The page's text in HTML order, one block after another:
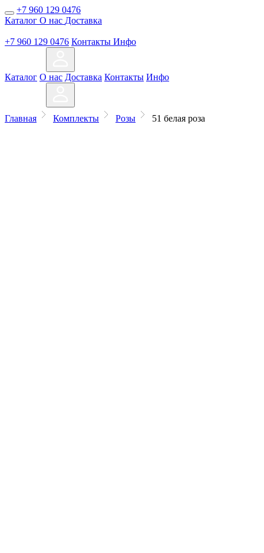
+7 960 129 0476
Каталог О нас Доставка
+7 960 129 0476 Контакты Инфо
Каталог О нас Доставка Контакты Инфо
Главная Комплекты Розы 51 белая роза